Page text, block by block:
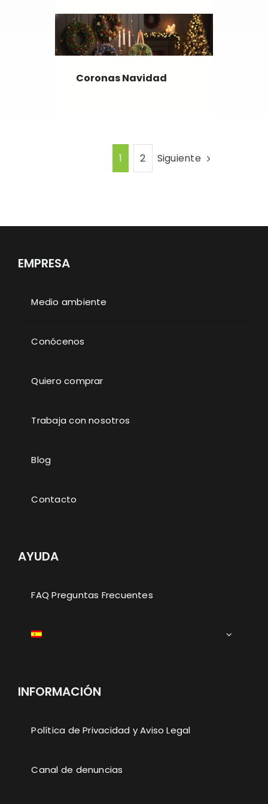
Coronas Navidad
1 2 Siguiente
EMPRESA
Medio ambiente
Conócenos
Quiero comprar
Trabaja con nosotros
Blog
Contacto
AYUDA
FAQ Preguntas Frecuentes
INFORMACIÓN
Política de Privacidad y Aviso Legal
Canal de denuncias